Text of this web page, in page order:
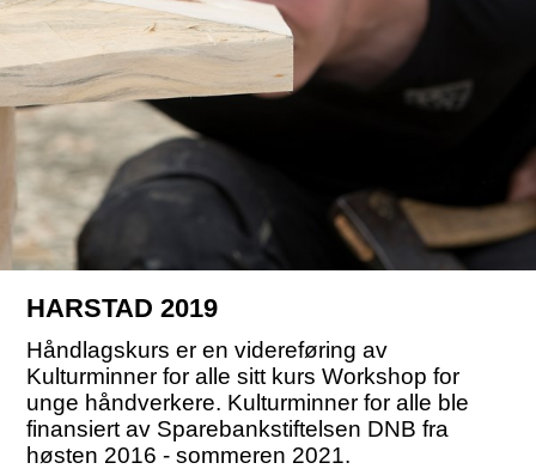
HARSTAD 2019
Håndlagskurs er en videreføring av
Kulturminner for alle sitt kurs Workshop for
unge håndverkere. Kulturminner for alle ble
finansiert av Sparebankstiftelsen DNB fra
høsten 2016 - sommeren 2021.